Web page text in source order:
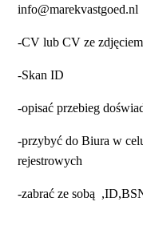
info@marekvastgoed.nl
-CV lub CV ze zdjęciem
-Skan ID
-opisać przebieg
-przybyć do Biura w
rejestrowych
-zabrać ze sobą